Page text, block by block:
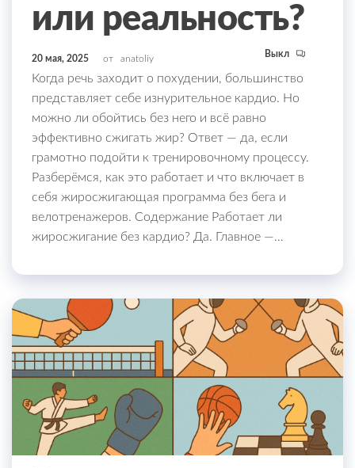
или реальность?
20 мая, 2025 от anatoliy Выкл
Когда речь заходит о похудении, большинство
представляет себе изнурительное кардио. Но
можно ли обойтись без него и всё равно
эффективно сжигать жир? Ответ — да, если
грамотно подойти к тренировочному процессу.
Разберёмся, как это работает и что включает в
себя жиросжигающая программа без бега и
велотренажеров. Содержание Работает ли
жиросжигание без кардио? Да. Главное —…